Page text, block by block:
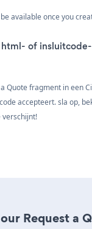
available once you
html- of
Quote fragment in een
accepteert. sla op,
verschijnt!
Request a